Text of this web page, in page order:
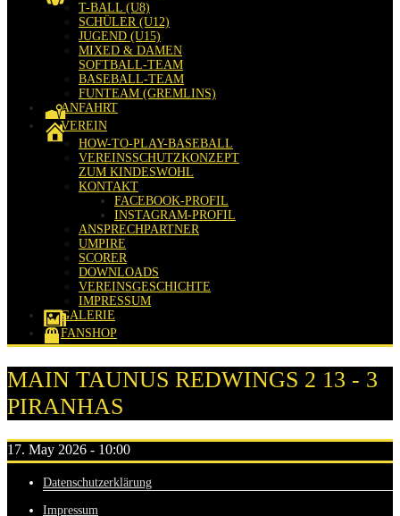
T-BALL (U8)
SCHÜLER (U12)
JUGEND (U15)
MIXED & DAMEN
SOFTBALL-TEAM
BASEBALL-TEAM
FUNTEAM (GREMLINS)
ANFAHRT
VEREIN
HOW-TO-PLAY-BASEBALL
VEREINSSCHUTZKONZEPT
ZUM KINDESWOHL
KONTAKT
FACEBOOK-PROFIL
INSTAGRAM-PROFIL
ANSPRECHPARTNER
UMPIRE
SCORER
DOWNLOADS
VEREINSGESCHICHTE
IMPRESSUM
GALERIE
FANSHOP
MAIN TAUNUS REDWINGS 2 13 - 3
PIRANHAS
17. May 2026 - 10:00
Datenschutzerklärung
Impressum